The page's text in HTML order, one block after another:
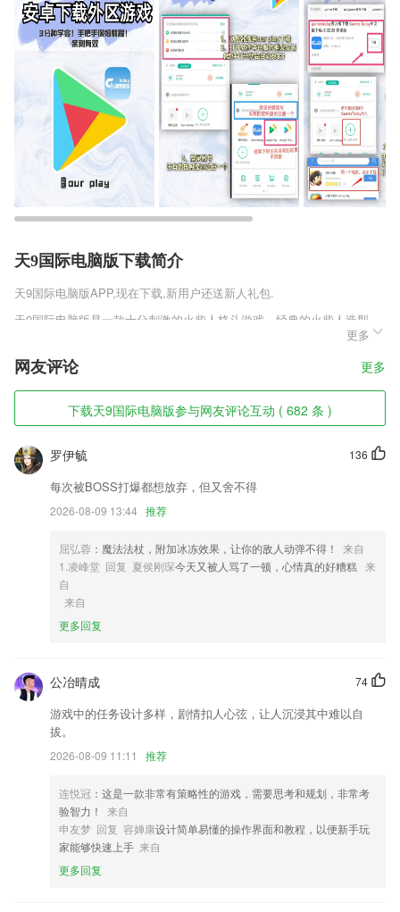
天9国际电脑版下载简介
天9国际电脑版APP,现在下载,新用户还送新人礼包.
天9国际电脑版是一款十分刺激的火柴人格斗游戏，经典的火柴人造型，
搭配各式各样的武器装备。复古的画风加上钢铁侠、奥特曼等人气角色的
客串。简直不要太有趣，相看奥特曼大战钢铁侠吗?赶快下载游戏亲自体
验一下吧!
天9国际电脑版软件特色
1,上文提及的照相机可能包括在某些地区无法获取的型号。
2,超省钱：师生直接牵手，商榷课时费用，家长支出少，孩子收获多。
3,在2265用户个人导航及其他应用(搜美食，酒店，看新闻）等等，使用
过程中均可与相关的个人和群聊天。可广泛应用于个人导航与人沟通，多
人出行，聚会地点选择等等
4,【单词记忆】
5,更能找寻自己想要的综合服务。为大家提供一站式的服务选择，生活中
也能给大家更多样的信息。
6,课程采用场景对话模式，学工作、生活中马上能用的口语。
1.发布了更多的精彩视频，让小伙伴们能够了解到位。
2.有拼音、翻译、注释、例句等，支持多种检索方式，实用性强。
3.课程训练营，双师辅导授课，短时间内快速融入课程，让学习更简洁，
和内容都能够在上面进行学习。
5.【语音合成】中文、英文场景，翻译结果新增语音合成，语音播放功能
6.◆是党组织设置“新”——一方隶属、虚实结合。探索以流出地隶属管理
为主的流动党员管理模式，由流出地建立流动党员党组织，并成立相应
更多
网友评论 更多
下载天9国际电脑版参与网友评论互动 ( 682 条 )
136
罗伊毓
每次被BOSS打爆都想放弃，但又舍不得
2026-08-09 13:44 推荐
屈弘蓉 ：魔法法杖，附加冰冻效果，让你的敌人动弹不得！
来自
1.凌峰堂 回复 夏侯刚琛今天又被人骂了一顿，心情真的好糟糕 来
自
来自
更多回复
74
公冶晴成
游戏中的任务设计多样，剧情扣人心弦，让人沉浸其中难以自
拔。
2026-08-09 11:11 推荐
连悦冠 ：这是一款非常有策略性的游戏，需要思考和规划，非常考
验智力！
来自
申友梦 回复 容婵康设计简单易懂的操作界面和教程，以便新手玩
家能够快速上手 来自
更多回复